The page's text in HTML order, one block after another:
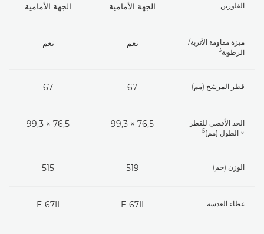
الفلورين الجهة الأمامية الجهة الأمامية
ميزة مقاومة الأتربة/
الرطوبة3
نعم نعم
قطر المرشح (مم) 67
67
الحد الأقصى للقطر
× الطول (مم)5
76,5 × 99,3
76,5 × 99,3
الوزن (جم) 519
515
غطاء العدسة E-67II
E-67II